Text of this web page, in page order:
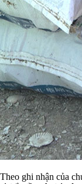
Theo ghi nhận của